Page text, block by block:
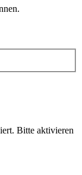
Bitte aktivieren